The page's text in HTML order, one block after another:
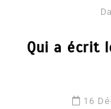
Qui a écrit
16